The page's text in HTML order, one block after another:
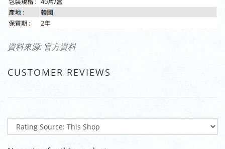
資料來源: 官方資料
CUSTOMER REVIEWS